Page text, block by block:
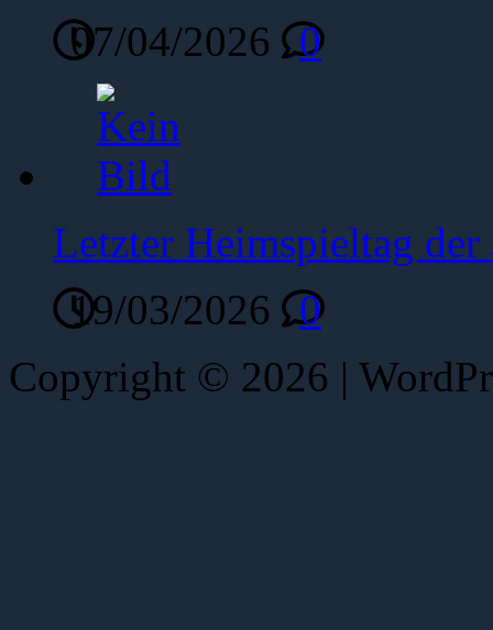
07/04/2026
0
Letzter Heimspieltag der
19/03/2026
0
Copyright © 2026 |